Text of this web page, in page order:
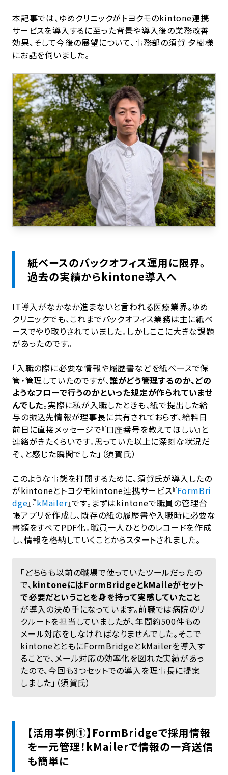
本記事では、ゆめクリニックがトヨクモのkintone連携
サービスを導入するに至った背景や導入後の業務改善
効果、そして今後の展望について、事務部の須賀 夕樹様
にお話を伺いました。
紙ベースのバックオフィス運用に限界。
過去の実績からkintone導入へ
IT導入がなかなか進まないと言われる医療業界。ゆめ
クリニックでも、これまでバックオフィス業務は主に紙ベ
ースでやり取りされていました。しかしここに大きな課題
があったのです。
「入職の際に必要な情報や履歴書などを紙ベースで保
管・管理していたのですが、誰がどう管理するのか、どの
ようなフローで行うのかといった規定が作られていませ
んでした。実際に私が入職したときも、紙で提出した給
与の振込先情報が理事長に共有されておらず、給料日
前日に直接メッセージで『口座番号を教えてほしい』と
連絡がきたくらいです。思っていた以上に深刻な状況だ
ぞ、と感じた瞬間でした」（須賀氏）
このような事態を打開するために、須賀氏が導入したの
がkintoneとトヨクモkintone連携サービス『FormBri
dge』『kMailer』です。まずはkintoneで職員の管理台
帳アプリを作成し、既存の紙の履歴書や入職時に必要な
書類をすべてPDF化。職員一人ひとりのレコードを作成
し、情報を格納していくことからスタートされました。
「どちらも以前の職場で使っていたツールだったの
で、kintoneにはFormBridgeとkMaileがセット
で必要だということを身を持って実感していたこと
が導入の決め手になっています。前職では病院のリ
クルートを担当していましたが、年間約500件もの
メール対応をしなければなりませんでした。そこで
kintoneとともにFormBridgeとkMailerを導入す
ることで、メール対応の効率化を図れた実績があっ
たので、今回も3つセットでの導入を理事長に提案
しました」（須賀氏）
【活用事例①】FormBridgeで採用情報
を一元管理！kMailerで情報の一斉送信
も簡単に